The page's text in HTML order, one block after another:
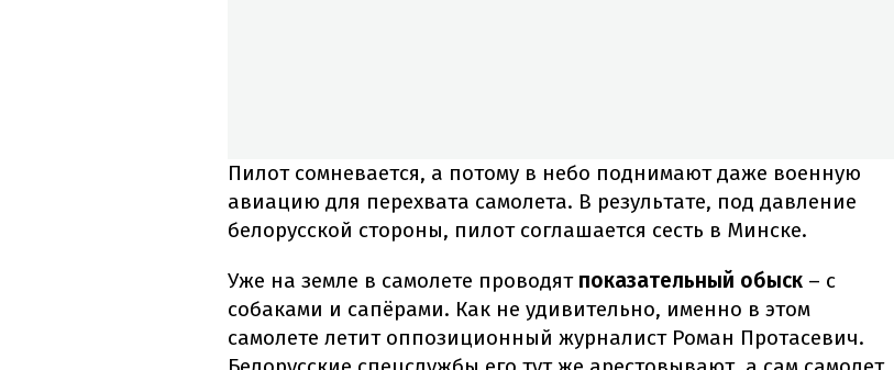
Пилот сомневается, а потому в небо поднимают даже военную
авиацию для перехвата самолета. В результате, под давление
белорусской стороны, пилот соглашается сесть в Минске.
Уже на земле в самолете проводят показательный обыск – с
собаками и сапёрами. Как не удивительно, именно в этом
самолете летит оппозиционный журналист Роман Протасевич.